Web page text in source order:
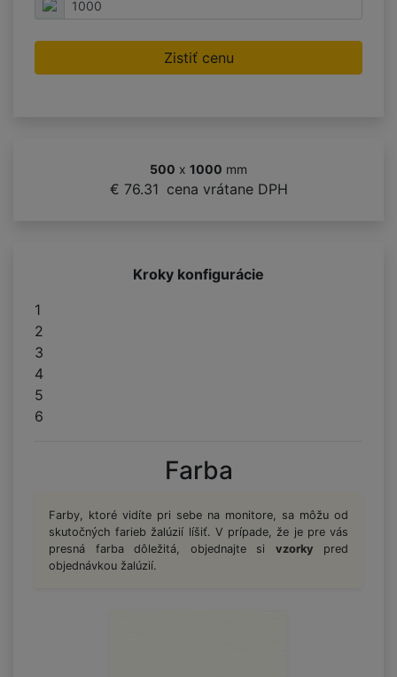
Zistiť cenu
500 x 1000 mm
€ 76.31 cena vrátane DPH
Kroky konfigurácie
1
2
3
4
5
6
Farba
Farby, ktoré vidíte pri sebe na monitore, sa môžu od
skutočných farieb žalúzií líšiť. V prípade, že je pre vás
presná farba dôležitá, objednajte si vzorky pred
objednávkou žalúzií.